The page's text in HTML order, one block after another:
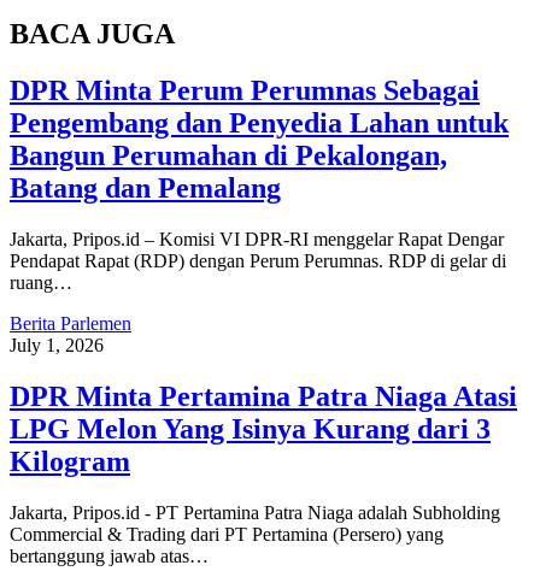
BACA JUGA
DPR Minta Perum Perumnas Sebagai
Pengembang dan Penyedia Lahan untuk
Bangun Perumahan di Pekalongan,
Batang dan Pemalang
Jakarta, Pripos.id – Komisi VI DPR-RI menggelar Rapat Dengar
Pendapat Rapat (RDP) dengan Perum Perumnas. RDP di gelar di
ruang…
Berita Parlemen
July 1, 2026
DPR Minta Pertamina Patra Niaga Atasi
LPG Melon Yang Isinya Kurang dari 3
Kilogram
Jakarta, Pripos.id - PT Pertamina Patra Niaga adalah Subholding
Commercial & Trading dari PT Pertamina (Persero) yang
bertanggung jawab atas…